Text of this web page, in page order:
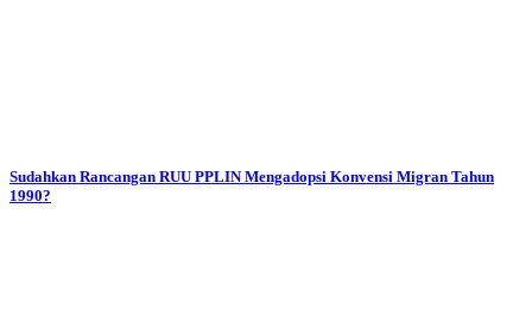
Sudahkan Rancangan RUU PPLIN Mengadopsi Konvensi Migran Tahun
1990?